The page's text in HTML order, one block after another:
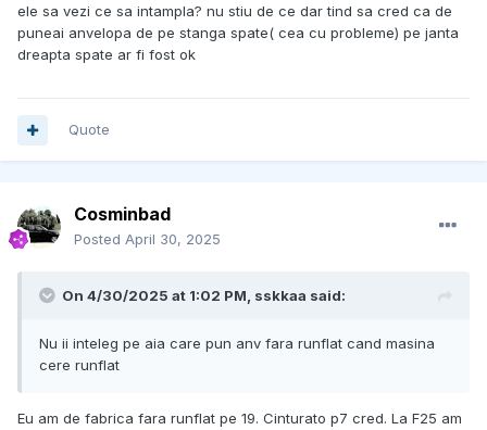
ele sa vezi ce sa intampla? nu stiu de ce dar tind sa cred ca de
puneai anvelopa de pe stanga spate( cea cu probleme) pe janta
dreapta spate ar fi fost ok
Quote
Cosminbad
Posted April 30, 2025
On 4/30/2025 at 1:02 PM, sskkaa said:
Nu ii inteleg pe aia care pun anv fara runflat cand masina
cere runflat
Eu am de fabrica fara runflat pe 19. Cinturato p7 cred. La F25 am